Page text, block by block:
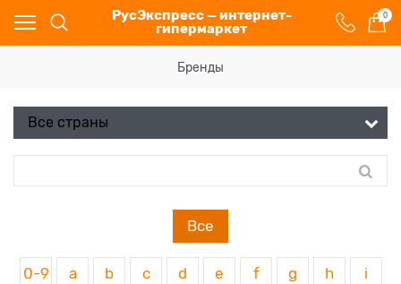
РусЭкспресс — интернет-
гипермаркет
0
Бренды
Все
0-9 a b c d e f g h i